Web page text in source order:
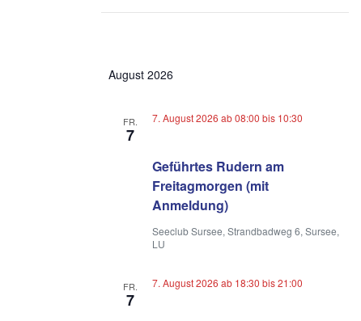
August 2026
FR.
7
7. August 2026 ab 08:00 bis 10:30
Geführtes Rudern am
Freitagmorgen (mit
Anmeldung)
Seeclub Sursee, Strandbadweg 6, Sursee,
LU
FR.
7
7. August 2026 ab 18:30 bis21:00